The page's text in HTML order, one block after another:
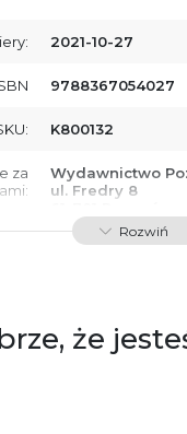
2021-10-27
9788367054027
K800132
za
Wydawnictwo
ul. Fredry 8
Polska
Rozwiń
że